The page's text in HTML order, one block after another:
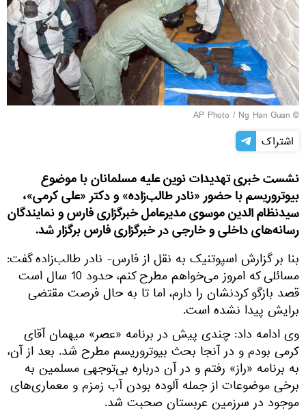
© AP Photo / Ng Han Guan
اشتراک
نشست خبری تهدیدات نوین علیه مسلمانان با موضوع
بیوتروریسم با حضور «نادر طالب‌زاده» و دکتر «علی کرمی»،
سیدنظام الدین موسوی مدیرعامل خبرگزاری فارس و نمایندگان
رسانه‌های داخلی و خارجی در خبرگزاری فارس برگزار شد.
بنا بر گزارش اسپوتنیک به نقل از فارس- نادر طالب‌زاده گفت:
مسائلی که امروز می‌خواهم مطرح کنم، حدود 10 سال است
قصد بازگو کردنشان را دارم، اما تا به حال فرصت مقتضی
برایش پیدا نشده است.
وی ادامه داد: چندی پیش در برنامه «عصر» میهمان آقای
کرمی بودم و در آنجا بحث بیوتروریسم مطرح شد. بعد از آن،
به برنامه «راز» رفتم و در آن درباره بی‌توجهی مسلمین به
برخی موضوعات از جمله آلوده بودن آب زمزم و معماری‌های
موجود در سرزمین عربستان صحبت شد.